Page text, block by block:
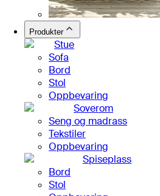
Produkter
Stue
Sofa
Bord
Stol
Oppbevaring
Soverom
Seng og madrass
Tekstiler
Oppbevaring
Spiseplass
Bord
Stol